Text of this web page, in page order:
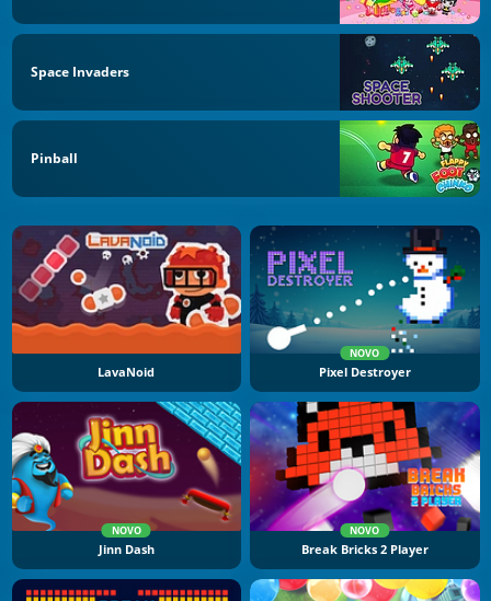
Space Invaders
Pinball
LavaNoid
NOVO
Pixel Destroyer
NOVO
Jinn Dash
NOVO
Break Bricks 2 Player